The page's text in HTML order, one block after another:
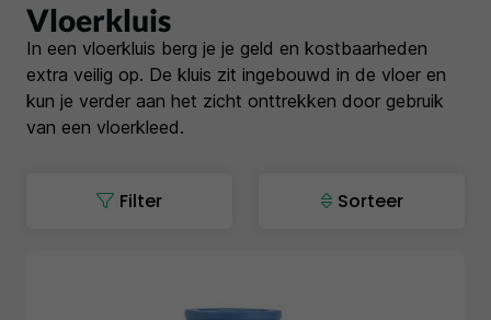
Vloerkluis
In een vloerkluis berg je je geld en kostbaarheden
extra veilig op. De kluis zit ingebouwd in de vloer en
kun je verder aan het zicht onttrekken door gebruik
van een vloerkleed.
Filter Sorteer